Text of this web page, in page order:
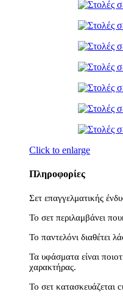
Click to enlarge
Πληροφορίες
Σετ επαγγελματικής
Το σετ περιλαμβάνει
Το παντελόνι διαθέτει
Τα υφάσματα είναι
χαρακτήρας.
Το σετ κατασκευάζεται